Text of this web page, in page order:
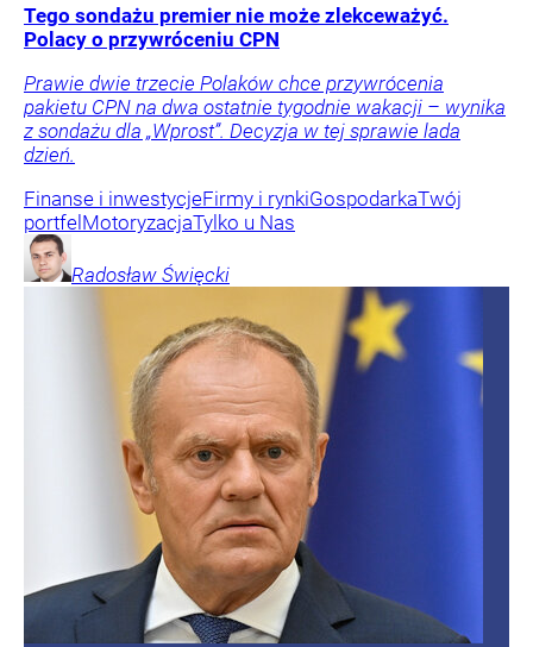
Tego sondażu premier nie może zlekceważyć.
Polacy o przywróceniu CPN
Prawie dwie trzecie Polaków chce przywrócenia
pakietu CPN na dwa ostatnie tygodnie wakacji – wynika
z sondażu dla „Wprost”. Decyzja w tej sprawie lada
dzień.
Finanse i inwestycjeFirmy i rynkiGospodarkaTwój
portfel MotoryzacjaTylko u Nas
Radosław Święcki